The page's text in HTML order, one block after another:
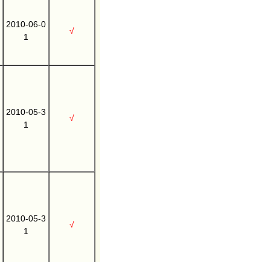
2010-06-0
1
√
2010-05-3
1
√
2010-05-3
1
√